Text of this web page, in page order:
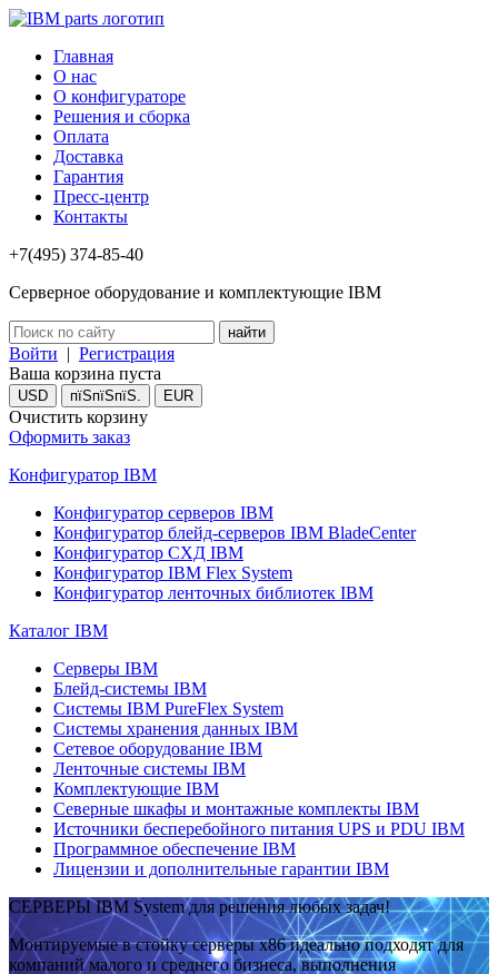
Главная
О нас
О конфигураторе
Решения и сборка
Оплата
Доставка
Гарантия
Пресс-центр
Контакты
+7(495) 374-85-40
Серверное оборудование и комплектующие IBM
Войти | Регистрация
Ваша корзина пуста
USD пїЅпїЅпїЅ. EUR
Очистить корзину
Оформить заказ
Конфигуратор IBM
Конфигуратор серверов IBM
Конфигуратор блейд-серверов IBM BladeCenter
Конфигуратор СХД IBM
Конфигуратор IBM Flex System
Конфигуратор ленточных библиотек IBM
Каталог IBM
Серверы IBM
Блейд-системы IBM
Системы IBM PureFlex System
Системы хранения данных IBM
Сетевое оборудование IBM
Ленточные системы IBM
Комплектующие IBM
Северные шкафы и монтажные комплекты IBM
Источники бесперебойного питания UPS и PDU IBM
Программное обеспечение IBM
Лицензии и дополнительные гарантии IBM
СЕРВЕРЫ IBM System для решения любых задач!
Монтируемые в стойку серверы x86 идеально подходят для
компаний малого и среднего бизнеса, выполнения